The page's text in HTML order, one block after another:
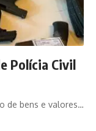
Polícia Civil
de bens e valores…